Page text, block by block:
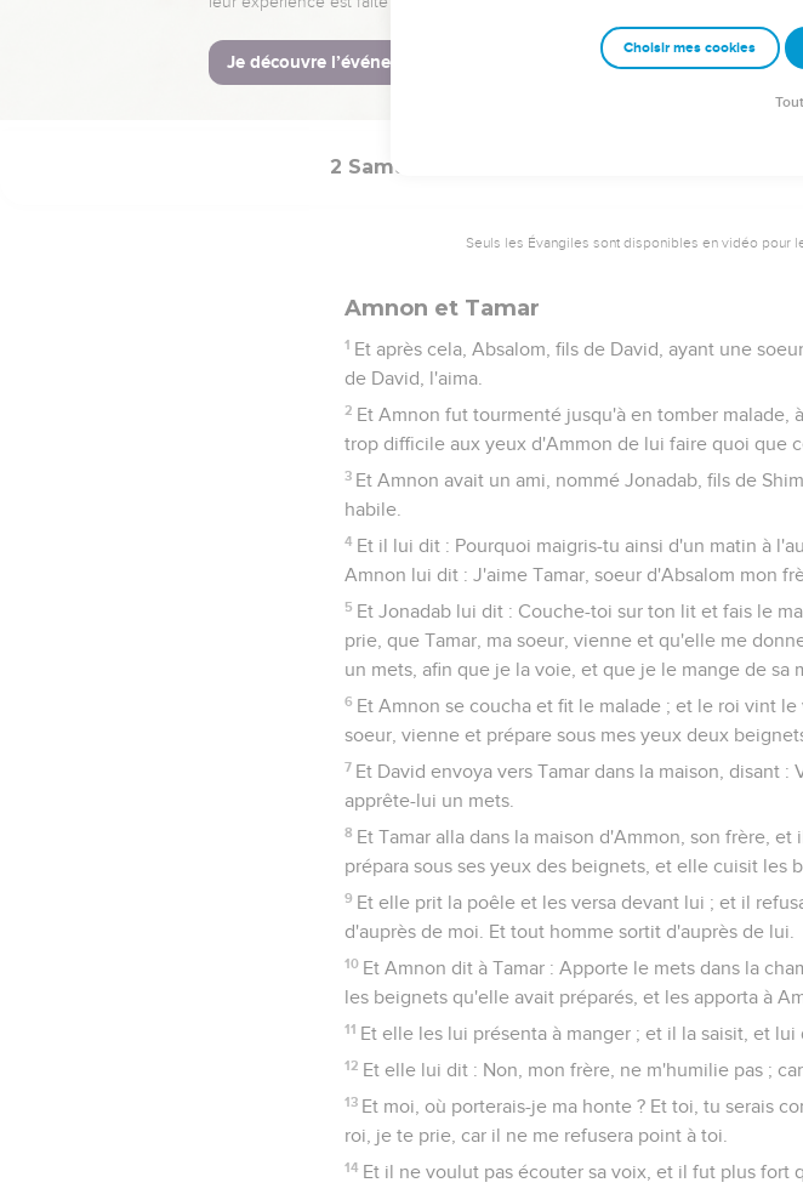
Et il fit sortir le peuple qui s'y trouvait, et les mit
fer, et les fit passer par un four à briques : il fit ainsi à
2 Samuel
Seuls les Évangiles sont disponibles en vidéo pour
Amnon et Tamar
1 Et après cela, Absalom, fils de David, ayant une
de David, l'aima.
2 Et Amnon fut tourmenté jusqu'à en tomber malade,
trop difficile aux yeux d'Ammon de lui faire quoi que
3 Et Amnon avait un ami, nommé Jonadab, fils de
habile.
4 Et il lui dit : Pourquoi maigris-tu ainsi d'un matin à
Amnon lui dit : J'aime Tamar, soeur d'Absalom mon
5 Et Jonadab lui dit : Couche-toi sur ton lit et fais le
prie, que Tamar, ma soeur, vienne et qu'elle me
un mets, afin que je la voie, et que je le mange de sa
6 Et Amnon se coucha et fit le malade ; et le roi vint
soeur, vienne et prépare sous mes yeux deux
7 Et David envoya vers Tamar dans la maison, disant
apprête-lui un mets.
8 Et Tamar alla dans la maison d'Ammon, son frère,
prépara sous ses yeux des beignets, et elle cuisit les
9 Et elle prit la poêle et les versa devant lui ; et il
d'auprès de moi. Et tout homme sortit d'auprès de lui.
10 Et Amnon dit à Tamar : Apporte le mets dans la
les beignets qu'elle avait préparés, et les apporta à
11 Et elle les lui présenta à manger ; et il la saisit, et
12 Et elle lui dit : Non, mon frère, ne m'humilie pas ;
13 Et moi, où porterais-je ma honte ? Et toi, tu serais
roi, je te prie, car il ne me refusera point à toi.
14 Et il ne voulut pas écouter sa voix, et il fut plus fort
Choisir mes cookies